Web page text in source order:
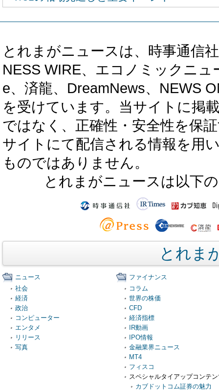
とれまがニュースは、時事通信
NESS WIRE、エコノミックニ
e、済龍、DreamNews、NEWS
を受けています。当サイトに掲
ではなく、正確性・安全性を保
サイトにて配信される情報を用
ものではありません。
とれまがニュースは以下
とれま
ニュース
社会
経済
政治
コンピューター
エンタメ
リリース
写真
ファイナンス
コラム
世界の株価
CFD
経済指標
IR動画
IPO情報
金融業界ニュース
MT4
フィスコ
スペシャルタイアップコンテ
カブドットコム証券の魅力